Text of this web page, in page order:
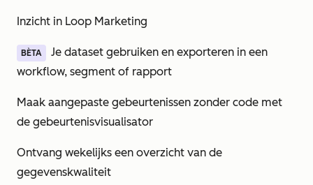
Inzicht in Loop Marketing
BÈTA
Je dataset gebruiken en exporteren in een
workflow, segment of rapport
Maak aangepaste gebeurtenissen zonder code met
de gebeurtenisvisualisator
Ontvang wekelijks een overzicht van de
gegevenskwaliteit